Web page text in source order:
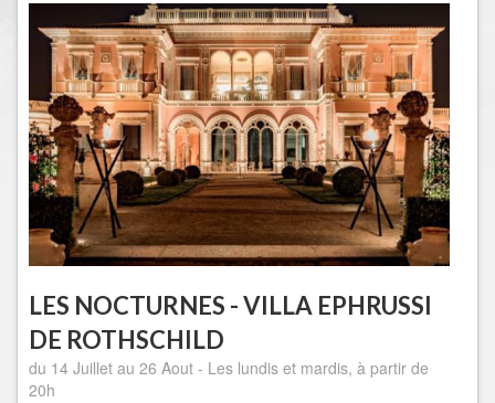
LES NOCTURNES - VILLA EPHRUSSI
DE ROTHSCHILD
du 14 Juillet au 26 Aout - Les lundis et mardis, à partir de
20h